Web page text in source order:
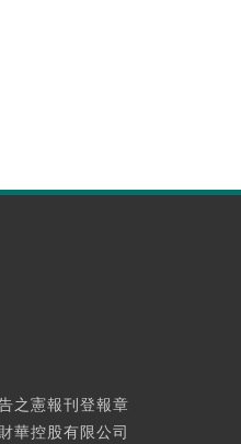
之憲報刊登報章
控股有限公司